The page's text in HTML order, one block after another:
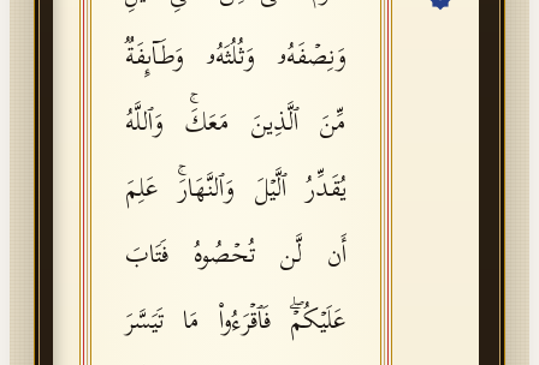
Tajweed Guide
Font Edition Tester
وَنِصۡفَهُۥ وَثُلُثَهُۥ وَطَاۤىِٕفَةࣱ
مِّنَ ٱلَّذِینَ مَعَكَۚ وَٱللَّهُ
یُقَدِّرُ ٱلَّیۡلَ وَٱلنَّهَارَۚ عَلِمَ
أَن لَّن تُحۡصُوهُ فَتَابَ
عَلَیۡكُمۡۖ فَٱقۡرَءُوا۟ مَا تَیَسَّرَ